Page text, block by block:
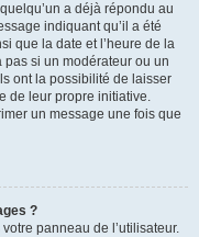
a déjà répondu au
indiquant qu’il a été
que la date et l’heure de la
si un modérateur ou un
ont la possibilité de laisser
de leur propre initiative.
un message une fois que
?
panneau de l’utilisateur.